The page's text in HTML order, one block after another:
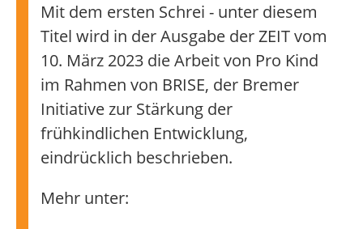
Mit dem ersten Schrei - unter diesem
Titel wird in der Ausgabe der ZEIT vom
10. März 2023 die Arbeit von Pro Kind
im Rahmen von BRISE, der Bremer
Initiative zur Stärkung der
frühkindlichen Entwicklung,
eindrücklich beschrieben.
Mehr unter: